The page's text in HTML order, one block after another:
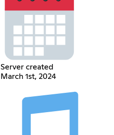
Server created
March 1st, 2024